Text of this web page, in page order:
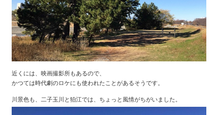
近くには、映画撮影所もあるので、
かつては時代劇のロケにも使われたことがあるそうです。
川景色も、二子玉川と狛江では、ちょっと風情がちがいました。